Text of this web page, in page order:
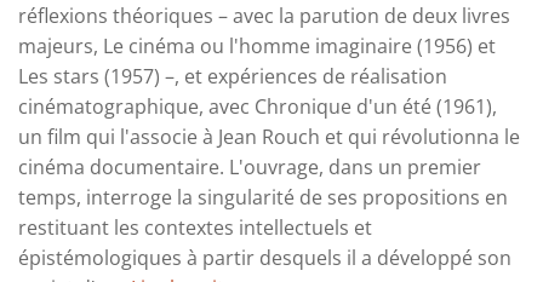
réflexions théoriques – avec la parution de deux livres
majeurs, Le cinéma ou l'homme imaginaire (1956) et
Les stars (1957) –, et expériences de réalisation
cinématographique, avec Chronique d'un été (1961),
un film qui l'associe à Jean Rouch et qui révolutionna le
cinéma documentaire. L'ouvrage, dans un premier
temps, interroge la singularité de ses propositions en
restituant les contextes intellectuels et
épistémologiques à partir desquels il a développé son